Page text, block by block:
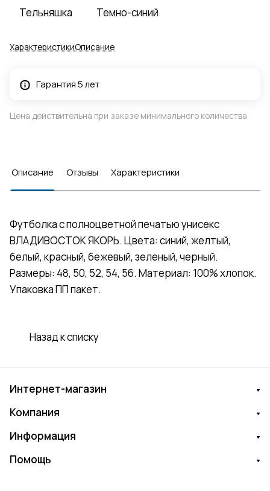
Тельняшка Темно-синий
ХарактеристикиОписание
Гарантия 5 лет
Цена действительна при заказе минимального количества
Описание Отзывы Характеристики
Футболка с полноцветной печатью унисекс
ВЛАДИВОСТОК ЯКОРЬ. Цвета: синий, желтый,
белый, красный, бежевый, зеленый, черный.
Размеры: 48, 50, 52, 54, 56. Материал: 100% хлопок.
Упаковка ПП пакет.
Назад к списку
Интернет-магазин
Компания
Информация
Помощь